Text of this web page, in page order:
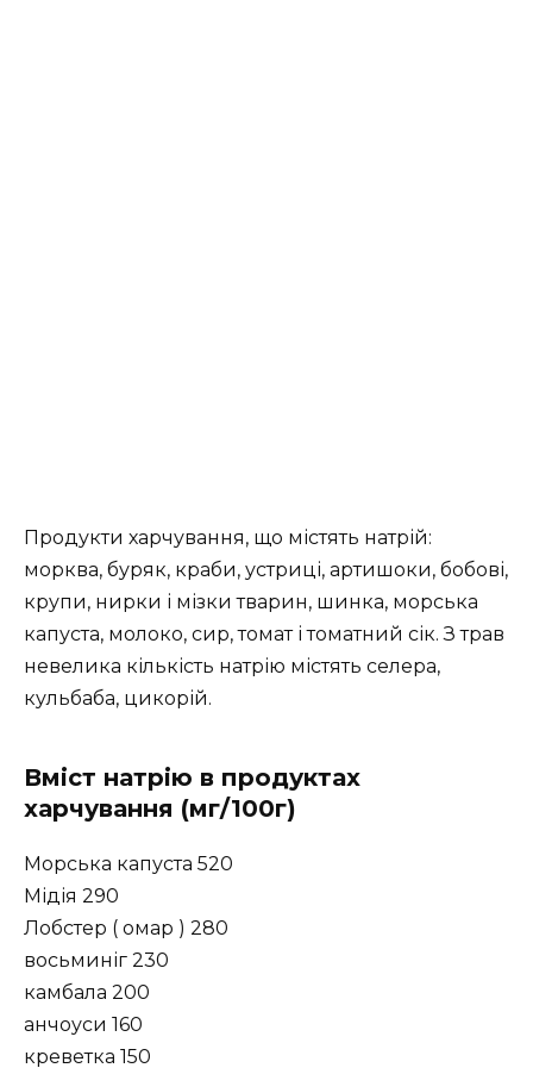
Продукти харчування, що містять натрій:
морква, буряк, краби, устриці, артишоки, бобові,
крупи, нирки і мізки тварин, шинка, морська
капуста, молоко, сир, томат і томатний сік. З трав
невелика кількість натрію містять селера,
кульбаба, цикорій.
Вміст натрію в продуктах
харчування (мг/100г)
Морська капуста 520
Мідія 290
Лобстер ( омар ) 280
восьминіг 230
камбала 200
анчоуси 160
креветка 150